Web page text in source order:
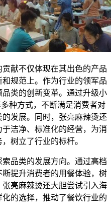
献不仅体现在其出色的产品
规范上。作为行业的领军品
类的创新变革。通过升级小
种方式，不断满足消费者对
发展。同时，张亮麻辣烫还
洁净、标准化的经营，为消
树立了行业的标杆。
品类的发展方向。通过高档
提升消费者的用餐体验，树
亮麻辣烫还大胆尝试引入海
的选择，推动了餐饮行业的